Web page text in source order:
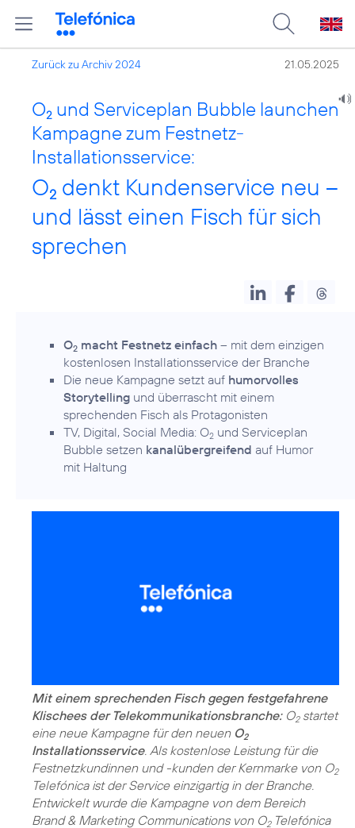
Zurück zu Archiv 2024 21.05.2025
O2 und Serviceplan Bubble launchen
Kampagne zum Festnetz-
Installationsservice:
O2 denkt Kundenservice neu –
und lässt einen Fisch für sich
sprechen
O2 macht Festnetz einfach – mit dem einzigen
kostenlosen Installationsservice der Branche
Die neue Kampagne setzt auf humorvolles
Storytelling und überrascht mit einem
sprechenden Fisch als Protagonisten
TV, Digital, Social Media: O2 und Serviceplan
Bubble setzen kanalübergreifend auf Humor
mit Haltung
Mit einem sprechenden Fisch gegen festgefahrene
Klischees der Telekommunikationsbranche:O2startet
eine neue Kampagne für den neuen O2
Installationsservice. Als kostenlose Leistung für die
Festnetzkundinnen und -kunden der Kernmarke von O2
Telefónica ist der Service einzigartig in der Branche.
Entwickelt wurde die Kampagne von dem Bereich
Brand & Marketing Communications von O2Telefónica